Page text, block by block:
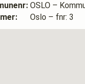
OSLO –
Oslo – fnr: 3